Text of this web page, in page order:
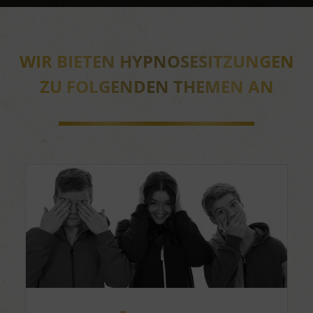
WIR BIETEN HYPNOSESITZUNGEN
ZU FOLGENDEN THEMEN AN